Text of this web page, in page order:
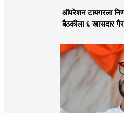
ऑपरेशन टायगरला
बैठकीला ६ खासदार